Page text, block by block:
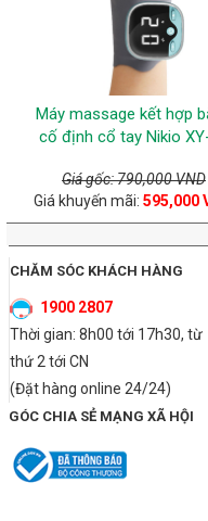
Máy massage kết hợp
cố định cổ tay Nikio
Giá gốc: 790,000 VND
Giá khuyến mãi: 595,000
CHĂM SÓC KHÁCH HÀNG
1900 2807
Thời gian: 8h00 tới 17h30, từ
thứ 2 tới CN
(Đặt hàng online 24/24)
GÓC CHIA SẺ MẠNG XÃ HỘI